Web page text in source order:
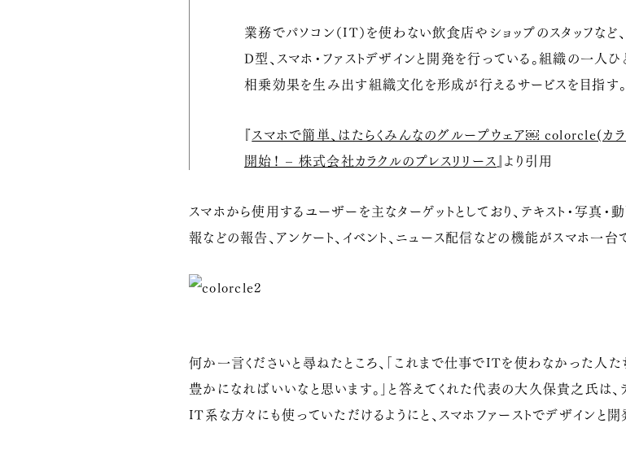
業務でパソコン（IT）を使わない飲食店やショップのスタッフな
D型、スマホ・ファストデザインと開発を行っている。組織の一人
相乗効果を生み出す組織文化を形成が行えるサービスを目指す。
『スマホで簡単、はたらくみんなのグループウェア￼ colorcle(カ
開始！ – 株式会社カラクルのプレスリリース』より引用
スマホから使用するユーザーを主なターゲットとしており、テキスト・写真
報などの報告、アンケート、イベント、ニュース配信などの機能がスマホ一台
何か一言くださいと尋ねたところ、「これまで仕事でITを使わなかった人
豊かになればいいなと思います。」と答えてくれた代表の大久保貴之氏は
IT系な方々にも使っていただけるようにと、スマホファーストでデザインと開